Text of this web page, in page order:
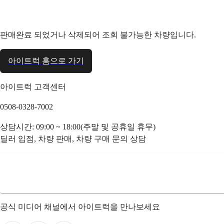
판매완료 되었거나 삭제되어 조회 불가능한 차량입니다.
아이트럭 홈으로 가기
아이트럭 고객센터
0508-0328-7002
상담시간: 09:00 ~ 18:00(주말 및 공휴일 휴무)
딜러 입점, 차량 판매, 차량 구매 문의 상담
공식 미디어 채널에서 아이트럭을 만나보세요